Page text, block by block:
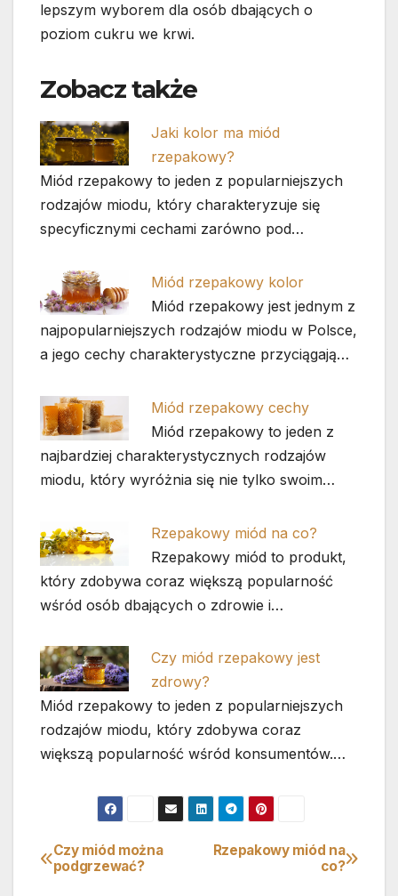
lepszym wyborem dla osób dbających o
poziom cukru we krwi.
Zobacz także
Jaki kolor ma miód
rzepakowy?
Miód rzepakowy to jeden z popularniejszych
rodzajów miodu, który charakteryzuje się
specyficznymi cechami zarówno pod…
Miód rzepakowy kolor
Miód rzepakowy jest jednym z
najpopularniejszych rodzajów miodu w Polsce,
a jego cechy charakterystyczne przyciągają…
Miód rzepakowy cechy
Miód rzepakowy to jeden z
najbardziej charakterystycznych rodzajów
miodu, który wyróżnia się nie tylko swoim…
Rzepakowy miód na co?
Rzepakowy miód to produkt,
który zdobywa coraz większą popularność
wśród osób dbających o zdrowie i…
Czy miód rzepakowy jest
zdrowy?
Miód rzepakowy to jeden z popularniejszych
rodzajów miodu, który zdobywa coraz
większą popularność wśród konsumentów.…
Nawigacja
Rzepakowy miód na
co?
Czy miód można
podgrzewać?